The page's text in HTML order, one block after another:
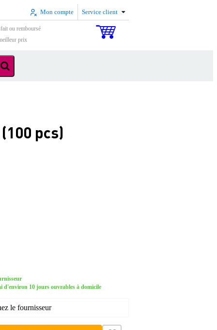
Mon compte Service client
ou remboursé
prix
pcs)
d'environ 10 jours ouvrables à domicile
le fournisseur